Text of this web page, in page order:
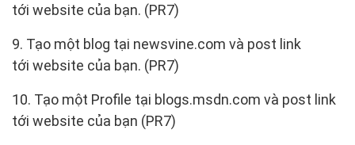
tới website của bạn. (PR7)
9. Tạo một blog tại newsvine.com và post link
tới website của bạn. (PR7)
10. Tạo một Profile tại blogs.msdn.com và post link
tới website của bạn (PR7)